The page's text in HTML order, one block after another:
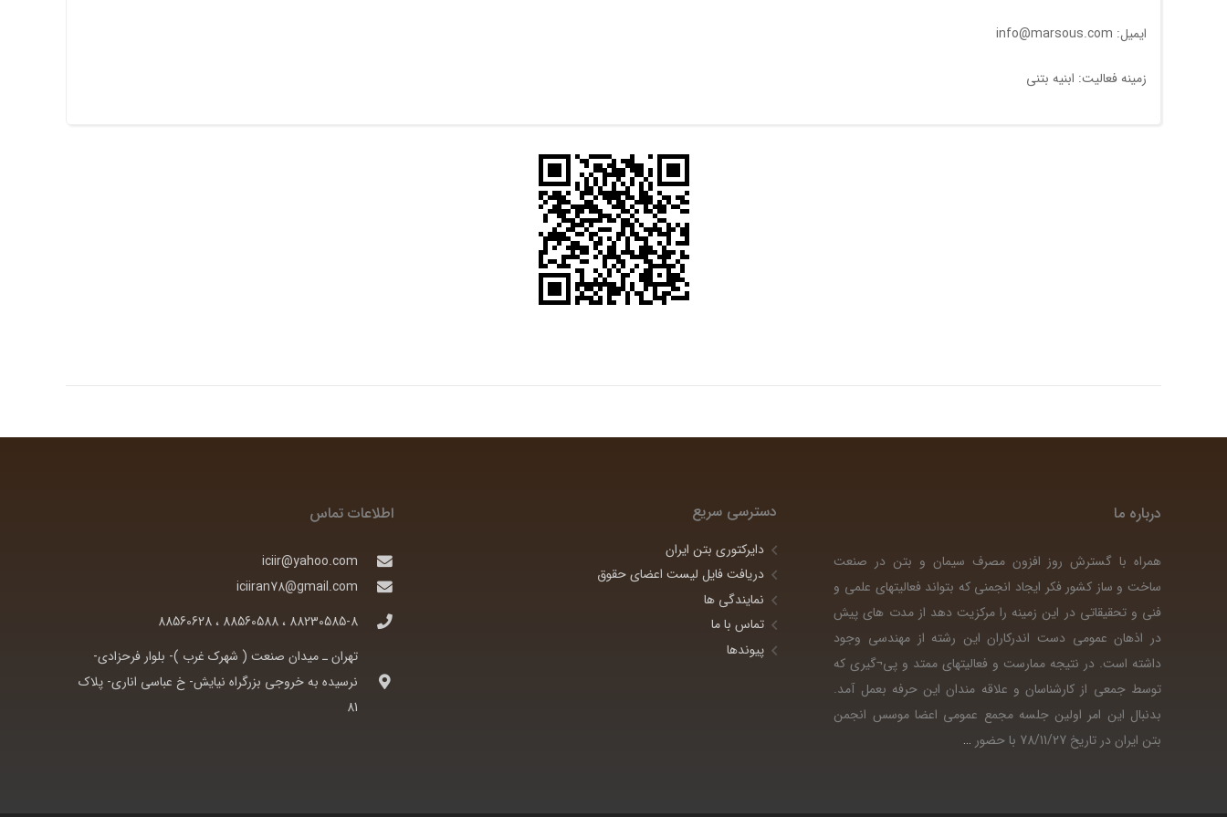
ایمیل: info@marsous.com
زمینه فعالیت: ابنیه بتنی
درباره ما
همراه با گسترش روز افزون مصرف سیمان و بتن در صنعت
ساخت و ساز کشور فکر ایجاد انجمنی که بتواند فعالیتهای علمی و
فنی و تحقیقاتی در این زمینه را مرکزیت دهد از مدت های پیش
در اذهان عمومی دست اندرکاران این رشته از مهندسی وجود
داشته است. در نتیجه ممارست و فعالیتهای ممتد و پی¬گیری که
توسط جمعی از کارشناسان و علاقه مندان این حرفه بعمل آمد.
بدنبال این امر اولین جلسه مجمع عمومی اعضا موسس انجمن
بتن ایران در تاریخ 78/11/27 با حضور
…
دسترسی سریع
دایرکتوری بتن ایران
دریافت فایل لیست اعضای حقوق
نمایندگی ها
تماس با ما
پیوندها
اطلاعات تماس
iciir@yahoo.com
iciiran78@gmail.com
88230585-8 ، 88560588 ، 88560628
تهران ـ ميدان صنعت ( شهرک غرب )- بلوار فرحزادی-
نرسيده به خروجی بزرگراه نيايش- خ عباسی اناری- پلاک
81